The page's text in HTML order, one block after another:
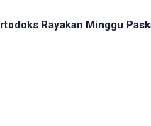
Rayakan Minggu